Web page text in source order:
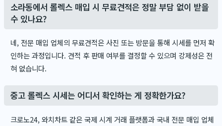
소라동에서 롤렉스 매입 시 무료견적은 정말 부담 없이 받을
수 있나요?
네, 전문 매입 업체의 무료견적은 사진 또는 방문을 통해 시세를 먼저 확
인하는 과정입니다. 견적 후 판매 여부를 결정할 수 있으며 강제성은 전
혀 없습니다.
중고 롤렉스 시세는 어디서 확인하는 게 정확한가요?
크로노24, 와치차트 같은 국제 시계 거래 플랫폼과 국내 전문 매입 업체